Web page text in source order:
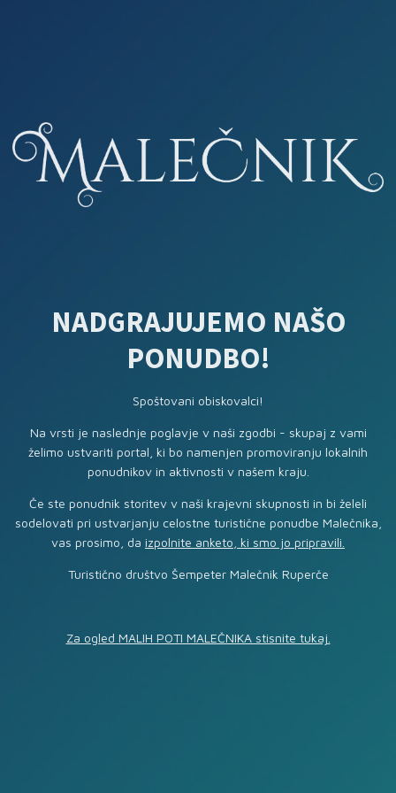
NADGRAJUJEMO NAŠO
PONUDBO!
Spoštovani obiskovalci!
Na vrsti je naslednje poglavje v naši zgodbi - skupaj z vami
želimo ustvariti portal, ki bo namenjen promoviranju lokalnih
ponudnikov in aktivnosti v našem kraju.
Če ste ponudnik storitev v naši krajevni skupnosti in bi želeli
sodelovati pri ustvarjanju celostne turistične ponudbe Malečnika,
vas prosimo, da izpolnite anketo, ki smo jo pripravili.
Turistično društvo Šempeter Malečnik Ruperče
Za ogled MALIH POTI MALEČNIKA stisnite tukaj.